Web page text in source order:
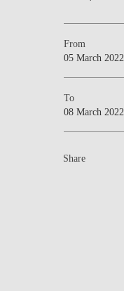
From
05 March 2022
To
08 March 2022
Share